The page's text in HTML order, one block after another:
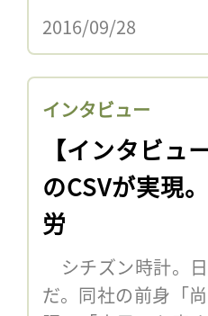
2016/09/28
インタビュー
【インタビュ
のCSVが実現
労
シチズン時計。
だ。同社の前身「